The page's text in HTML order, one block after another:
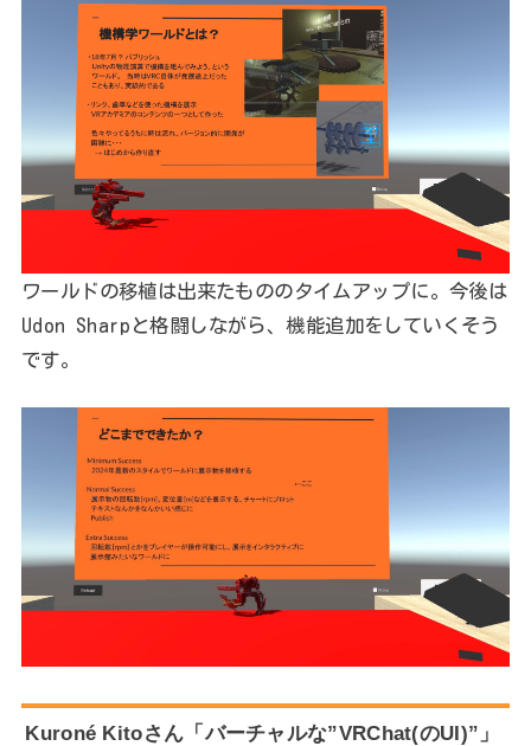
ワールドの移植は出来たもののタイムアップに。今後は
Udon Sharpと格闘しながら、機能追加をしていくそう
です。
Kuroné Kitoさん「バーチャルな”VRChat(のUI)”」